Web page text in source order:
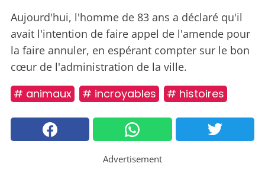
Aujourd'hui, l'homme de 83 ans a déclaré qu'il
avait l'intention de faire appel de l'amende pour
la faire annuler, en espérant compter sur le bon
cœur de l'administration de la ville.
# animaux # incroyables # histoires
Advertisement